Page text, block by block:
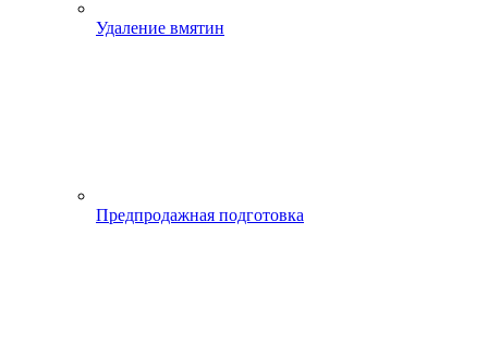
Удаление вмятин
Предпродажная подготовка